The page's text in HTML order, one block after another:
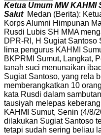
Ketua Umum MW KAHMI
Salut Medan (Berita):
Korps Alumni Himpunan
Rusdi Lubis SH MMA
DPR-RI, H Sugiat Santoso
lima pengurus KAHMI
BKPRMI Sumut, Langkat,
tanah suci menunaikan
Sugiat Santoso, yang rela
memberangkatkan 10
kata Rusdi dalam
tausiyah melepas
KAHMI Sumut, Senin (4/8/
dilakukan Sugiat Santoso
tetapi sudah sering beliau